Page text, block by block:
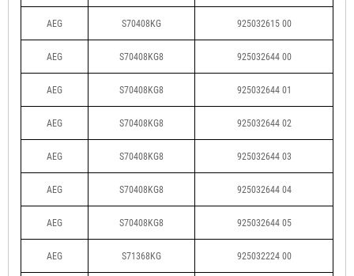
AEG S70408KG 925032615 00
AEG S70408KG8 925032644 00
AEG S70408KG8 925032644 01
AEG S70408KG8 925032644 02
AEG S70408KG8 925032644 03
AEG S70408KG8 925032644 04
AEG S70408KG8 925032644 05
AEG S71368KG 925032224 00